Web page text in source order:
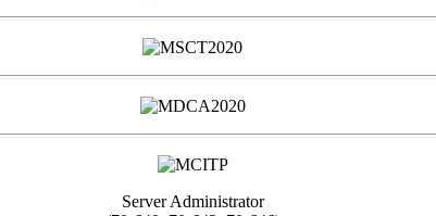
Server Administrator